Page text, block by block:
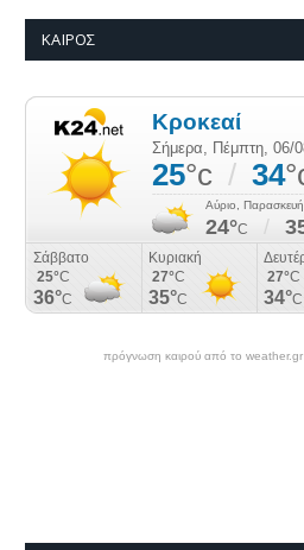
ΚΑΙΡΌΣ
πρόγνωση καιρού από το weather.gr